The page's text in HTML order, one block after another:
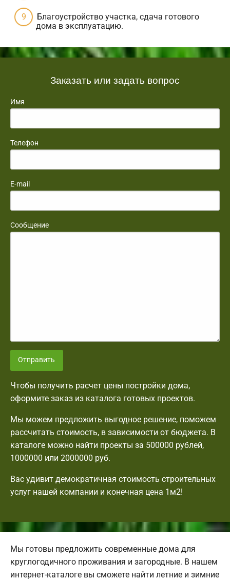
Благоустройство участка, сдача готового
дома в эксплуатацию.
Заказать или задать вопрос
Имя
Телефон
E-mail
Сообщение
Отправить
Чтобы получить расчет цены постройки дома,
оформите заказ из каталога готовых проектов.
Мы можем предложить выгодное решение, поможем
рассчитать стоимость, в зависимости от бюджета. В
каталоге можно найти проекты за 500000 рублей,
1000000 или 2000000 руб.
Вас удивит демократичная стоимость строительных
услуг нашей компании и конечная цена 1м2!
Мы готовы предложить современные дома для
круглогодичного проживания и загородные. В нашем
интернет-каталоге вы сможете найти летние и зимние